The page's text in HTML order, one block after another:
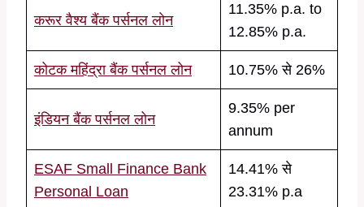
करूर वैश्य बैंक पर्सनल लोन
11.35% p.a. to
12.85% p.a.
कोटक महिंद्रा बैंक पर्सनल लोन 10.75% से 26%
इंडियन बैंक पर्सनल लोन
9.35% per
annum
ESAF Small Finance Bank
Personal Loan
14.41% से
23.31% p.a